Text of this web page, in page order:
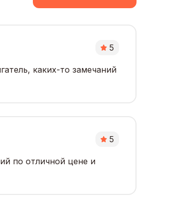
5
каких-то замечаний
5
по отличной цене и